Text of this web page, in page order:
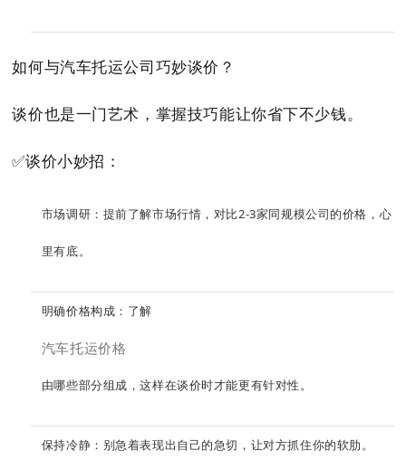
如何与汽车托运公司巧妙谈价？
谈价也是一门艺术，掌握技巧能让你省下不少钱。
✅谈价小妙招：
市场调研：提前了解市场行情，对比2-3家同规模公司的价格，心
里有底。
明确价格构成：了解
汽车托运价格
由哪些部分组成，这样在谈价时才能更有针对性。
保持冷静：别急着表现出自己的急切，让对方抓住你的软肋。